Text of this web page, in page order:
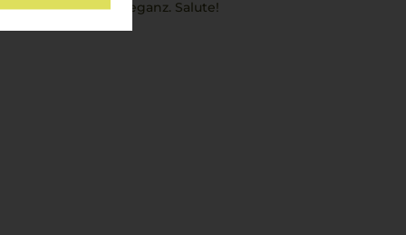
Geschmack und Eleganz. Salute!